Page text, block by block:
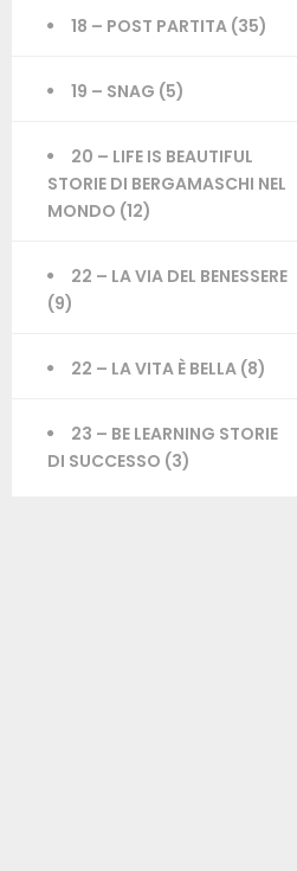
18 – POST PARTITA (35)
19 – SNAG (5)
20 – LIFE IS BEAUTIFUL
STORIE DI BERGAMASCHI NEL
MONDO (12)
22 – LA VIA DEL BENESSERE
(9)
22 – LA VITA È BELLA (8)
23 – BE LEARNING STORIE
DI SUCCESSO (3)